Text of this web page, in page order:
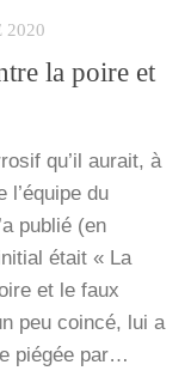
2020
la poire et
qu’il aurait, à
l’é­quipe du
publié (en
était « La
et le faux
peu coin­cé, lui a
pié­gée par…